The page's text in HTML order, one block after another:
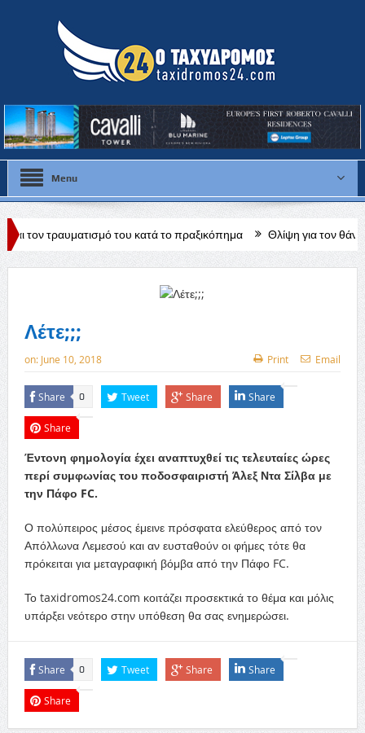
Menu
του κατά το πραξικόπημα Θλίψη για τον θάνατο της Έλλης
ΠΑΣΥΞΕ Πάφου
Λέτε;;;
on: June 10, 2018 Print Email
Share 0 Tweet Share Share
Share
Έντονη φημολογία έχει αναπτυχθεί τις τελευταίες ώρες
περί συμφωνίας του ποδοσφαιριστή Άλεξ Ντα Σίλβα με
την Πάφο FC.
Ο πολύπειρος μέσος έμεινε πρόσφατα ελεύθερος από τον
Απόλλωνα Λεμεσού και αν ευσταθούν οι φήμες τότε θα
πρόκειται για μεταγραφική βόμβα από την Πάφο FC.
Το taxidromos24.com κοιτάζει προσεκτικά το θέμα και μόλις
υπάρξει νεότερο στην υπόθεση θα σας ενημερώσει.
Share 0 Tweet Share Share
Share